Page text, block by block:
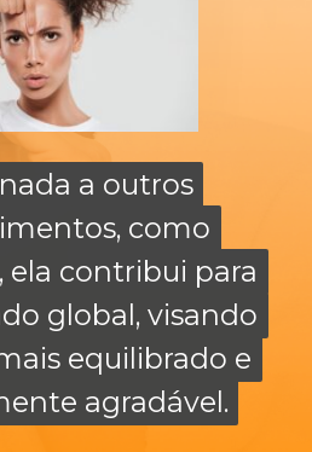
a outros
como
ela contribui para
global, visando
equilibrado e
agradável.
a outros
como
ela contribui para
global, visando
equilibrado e
agradável.